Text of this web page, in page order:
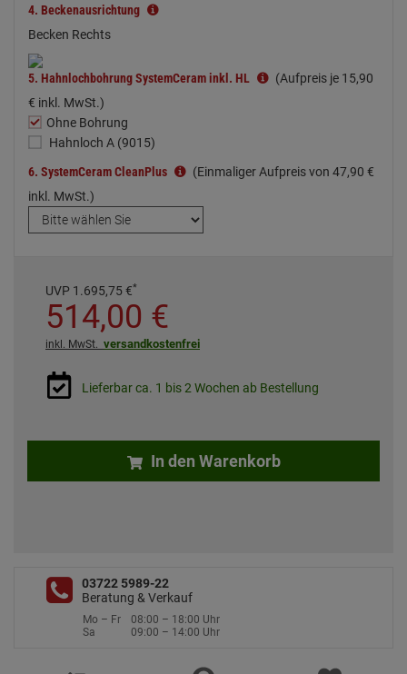
4. Beckenausrichtung
Becken Rechts
5. Hahnlochbohrung SystemCeram inkl. HL (Aufpreis je 15,90
€ inkl. MwSt.)
Ohne Bohrung
Hahnloch A (9015)
6. SystemCeram CleanPlus (Einmaliger Aufpreis von 47,90 €
inkl. MwSt.)
UVP 1.695,75€*
514,00 €
inkl. MwSt. versandkostenfrei
Lieferbar ca. 1 bis 2 Wochen ab Bestellung
In den Warenkorb
03722 5989-22
Beratung & Verkauf
Mo – Fr
08:00 – 18:00 Uhr
Sa
09:00 – 14:00 Uhr